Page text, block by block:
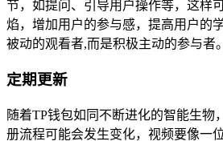
节，如提问、引导用户操作等，这样
焰，增加用户的参与感，提高用户的
被动的观看者,而是积极主动的参与者。
定期更新
随着TP钱包如同不断进化的智能生物
册流程可能会发生变化，视频要像一